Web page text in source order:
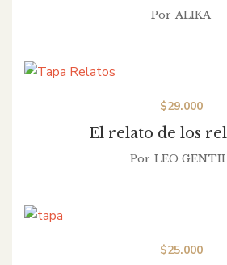
Por ALIKA
El relato de los
$29.000
Por LEO
$25.000